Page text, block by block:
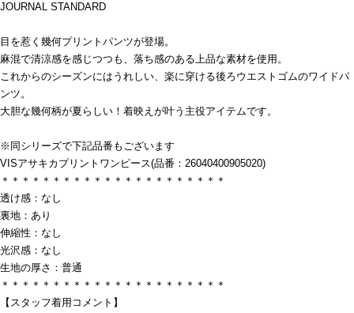
JOURNAL STANDARD
目を惹く幾何プリントパンツが登場。
麻混で清涼感を感じつつも、落ち感のある上品な素材を使用。
これからのシーズンにはうれしい、楽に穿ける後ろウエストゴムのワイドパ
ンツ。
大胆な幾何柄が夏らしい！着映えが叶う主役アイテムです。
※同シリーズで下記品番もございます
VISアサキカプリントワンピース(品番：26040400905020)
＊＊＊＊＊＊＊＊＊＊＊＊＊＊＊＊＊＊＊＊＊＊
透け感：なし
裏地：あり
伸縮性：なし
光沢感：なし
生地の厚さ：普通
＊＊＊＊＊＊＊＊＊＊＊＊＊＊＊＊＊＊＊＊＊＊
【スタッフ着用コメント】